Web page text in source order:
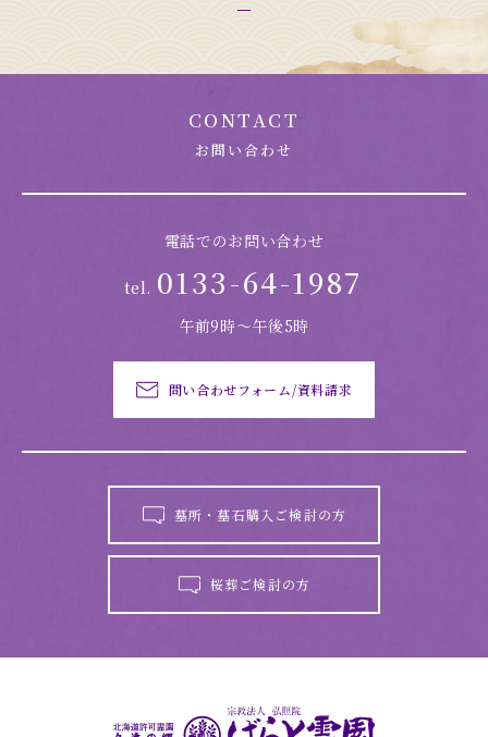
CONTACT
お問い合わせ
電話でのお問い合わせ
tel. 0133-64-1987
午前9時～午後5時
問い合わせフォーム/資料請求
墓所・墓石購入ご検討の方
桜葬ご検討の方